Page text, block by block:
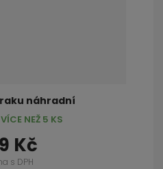
náhradní
Kč
s DPH
NEŽ 5 KS